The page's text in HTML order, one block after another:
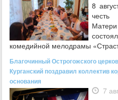
8
честь
комедийной мелодрамы
Благочинный Острогожского
Курганский поздравил коллектив
основания
7